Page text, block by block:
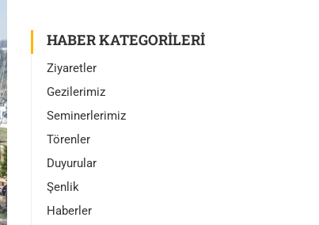
HABER KATEGORILERI
Ziyaretler
Gezilerimiz
Seminerlerimiz
Törenler
Duyurular
Şenlik
Haberler